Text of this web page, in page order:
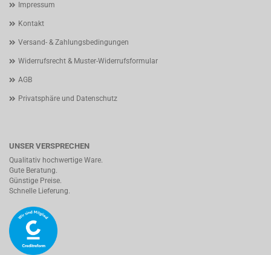
Impressum
Kontakt
Versand- & Zahlungsbedingungen
Widerrufsrecht & Muster-Widerrufsformular
AGB
Privatsphäre und Datenschutz
UNSER VERSPRECHEN
Qualitativ hochwertige Ware.
Gute Beratung.
Günstige Preise.
Schnelle Lieferung.